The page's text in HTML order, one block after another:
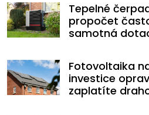
Tepelné
propočet
samotná
Fotovoltaika
investice
zaplatíte